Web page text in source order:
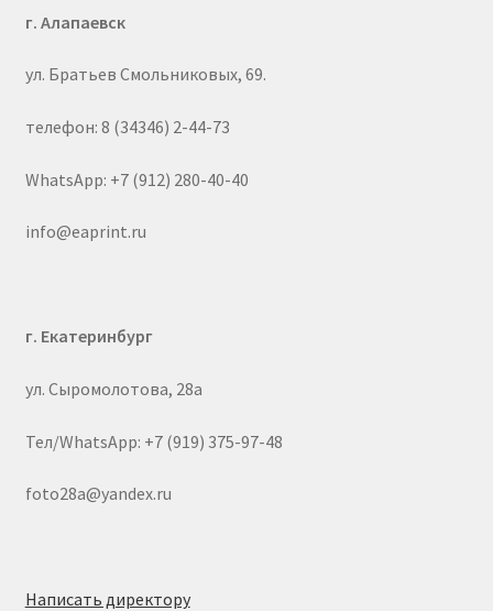
г. Алапаевск
ул. Братьев Смольниковых, 69.
телефон: 8 (34346) 2-44-73
WhatsApp: +7 (912) 280-40-40
info@eaprint.ru
г. Екатеринбург
ул. Сыромолотова, 28а
Тел/WhatsApp: +7 (919) 375-97-48
foto28a@yandex.ru
Написать директору